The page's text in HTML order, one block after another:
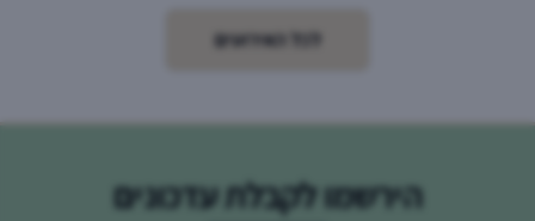
לכל האירועים
הירשמו לקבלת עדכונים